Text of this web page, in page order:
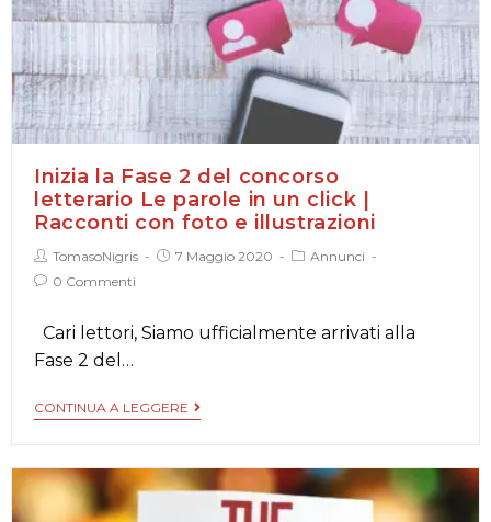
Inizia la Fase 2 del concorso
letterario Le parole in un click |
Racconti con foto e illustrazioni
TomasoNigris 7 Maggio 2020
Annunci
0 Commenti
Cari lettori, Siamo ufficialmente arrivati alla
Fase 2 del…
CONTINUA A LEGGERE